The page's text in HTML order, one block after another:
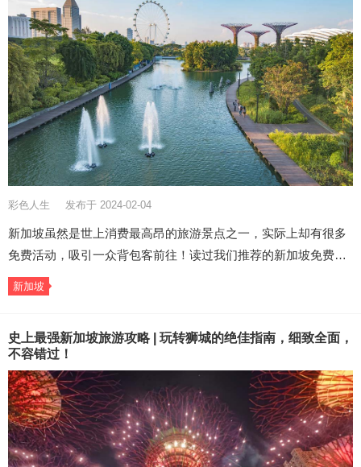
彩色人生 发布于 2024-02-04
新加坡虽然是世上消费最高昂的旅游景点之一，实际上却有很多
免费活动，吸引一众背包客前往！读过我们推荐的新加坡免费…
新加坡
史上最强新加坡旅游攻略 | 玩转狮城的绝佳指南，细致全面，
不容错过！